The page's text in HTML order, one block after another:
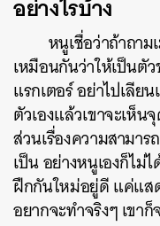
หนูเชื่อว่าถ้าถา
เหมือนกันว่าให้เป็นตั
แรกเตอร์ อย่าไปเลีย
ตัวเองแล้วเขาจะเห็
ส่วนเรื่องความสามาร
เป็น อย่างหนูเองก็ไม่
ฝึกกันใหม่อยู่ดี แค่แสด
อยากจะทำจริงๆ เขา